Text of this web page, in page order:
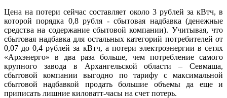
Цена на потери сейчас составляет около 3 рублей за кВтч, в
которой порядка 0,8 рубля - сбытовая надбавка (денежные
средства на содержание сбытовой компании). Учитывая, что
сбытовая надбавка для остальных категорий потребителей от
0,07 до 0,4 рублей за кВтч, а потери электроэнергии в сетях
«Архэнерго» в два раза больше, чем потребление самого
крупного завода в Архангельской области – Севмаша,
сбытовой компании выгодно по тарифу с максимальной
сбытовой надбавкой продать большие объемы да еще и
приписать лишние киловатт-часы на счет потерь.